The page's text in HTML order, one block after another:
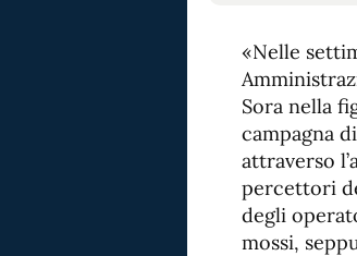
«Nelle
Sora nella
campagna
attraverso
percettori
degli
mossi,